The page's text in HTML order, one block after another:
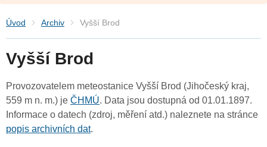
Úvod Archiv Vyšší Brod
Vyšší Brod
Provozovatelem meteostanice Vyšší Brod (Jihočeský kraj,
559 m n. m.) je ČHMÚ. Data jsou dostupná od 01.01.1897.
Informace o datech (zdroj, měření atd.) naleznete na stránce
popis archivních dat.